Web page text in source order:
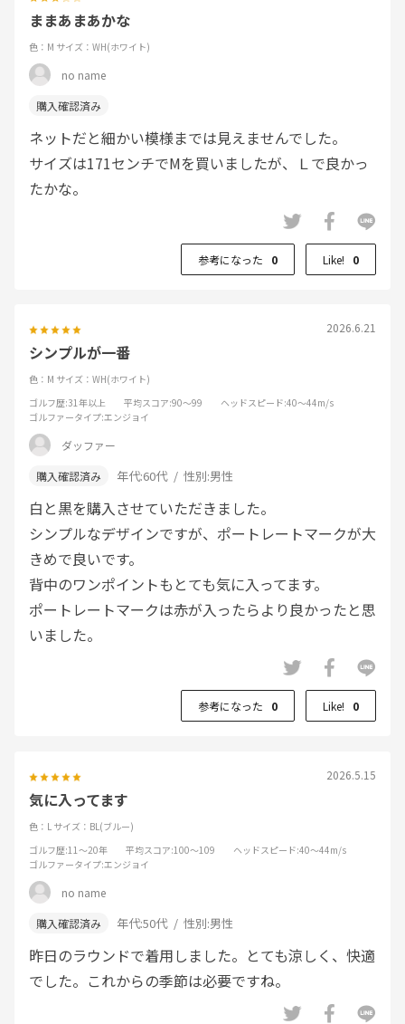
ままあまあかな
色：M サイズ：WH(ホワイト)
no name
ネットだと細かい模様までは見えませんでした。
サイズは171センチでMを買いましたが、Ｌで良かっ
たかな。
参考になった 0 Like! 0
2026.6.21
シンプルが一番
色：M サイズ：WH(ホワイト)
ゴルフ歴:31年以上 平均スコア:90～99 ヘッドスピード:40～44m/s
ゴルファータイプ:エンジョイ
ダッファー
年代:60代 性別:男性
白と黒を購入させていただきました。
シンプルなデザインですが、ポートレートマークが大
きめで良いです。
背中のワンポイントもとても気に入ってます。
ポートレートマークは赤が入ったらより良かったと思
いました。
参考になった 0 Like! 0
2026.5.15
気に入ってます
色：L サイズ：BL(ブルー)
ゴルフ歴:11～20年 平均スコア:100～109 ヘッドスピード:40～44m/s
ゴルファータイプ:エンジョイ
no name
年代:50代 性別:男性
昨日のラウンドで着用しました。とても涼しく、快適
でした。これからの季節は必要ですね。